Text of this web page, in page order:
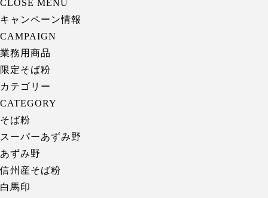
CLOSE MENU
キャンペーン情報
CAMPAIGN
業務用商品
限定そば粉
カテゴリー
CATEGORY
そば粉
スーパーあずみ野
あずみ野
信州産そば粉
白馬印